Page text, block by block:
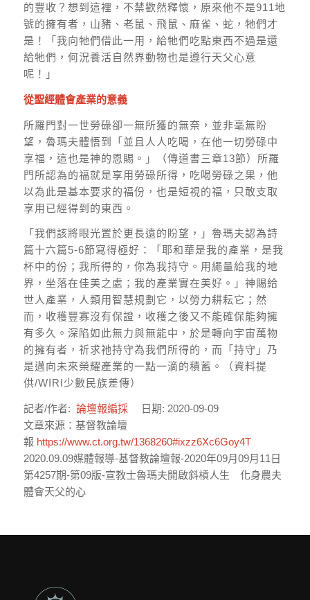
的豐收？想到這裡，不禁歡然釋懷，原來他不是911地
號的擁有者，山豬、老鼠、飛鼠、麻雀、蛇，牠們才
是！「我向牠們借此一用，給牠們吃點東西不過是還
給牠們，何況養活自然界動物也是遵行天父心意
呢！」
從聖經體會產業的意義
所羅門對一世勞碌卻一無所獲的無奈，並非毫無盼
望，魯瑪夫體悟到「並且人人吃喝，在他一切勞碌中
享福，這也是神的恩賜。」（傳道書三章13節）所羅
門所認為的福就是享用勞碌所得，吃喝勞碌之果，他
以為此是基本要求的福份，也是短視的福，只敢支取
享用已經得到的東西。
「我們該將眼光置於更長遠的盼望，」魯瑪夫認為詩
篇十六篇5-6節寫得極好：「耶和華是我的產業，是我
杯中的份；我所得的，你為我持守。用繩量給我的地
界，坐落在佳美之處；我的產業實在美好。」神賜給
世人產業，人類用智慧規劃它，以勞力耕耘它；然
而，收穫豐寡沒有保證，收穫之後又不能確保能夠擁
有多久。深陷如此無力與無能中，於是轉向宇宙萬物
的擁有者，祈求祂持守為我們所得的，而「持守」乃
是邁向未來榮耀產業的一點一滴的積蓄。（資料提
供/WIRI少數民族差傳）
記者/作者: 論壇報編採 日期: 2020-09-09
文章來源：基督教論壇
報 https://www.ct.org.tw/1368260#ixzz6Xc6Goy4T
2020.09.09媒體報導-基督教論壇報-2020年09月09月11日
第4257期-第09版-宣教士魯瑪夫開啟斜槓人生 化身農夫
體會天父的心